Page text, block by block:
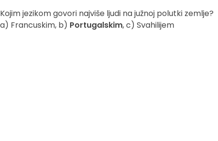
Kojim jezikom govori najviše ljudi na južnoj polutki zemlje?
a) Francuskim, b) Portugalskim, c) Svahilijem